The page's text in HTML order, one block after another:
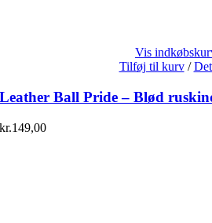
Vis
Tilføj til kurv /
Leather Ball Pride – Blød
kr.149,00